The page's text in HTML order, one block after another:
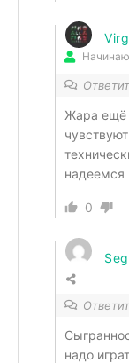
Жара ещё
надеемся
0
надо